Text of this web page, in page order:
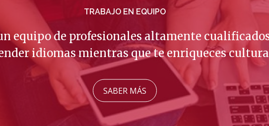
TRABAJO EN EQUIPO
equipo de profesionales altamente
idiomas mientras que te enriqueces
SABER MÁS